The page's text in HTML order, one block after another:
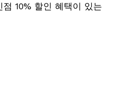
10% 할인 혜택이 있는